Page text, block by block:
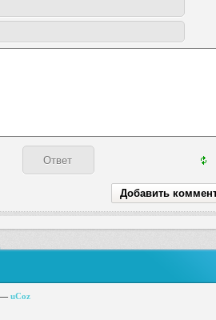
— uCoz